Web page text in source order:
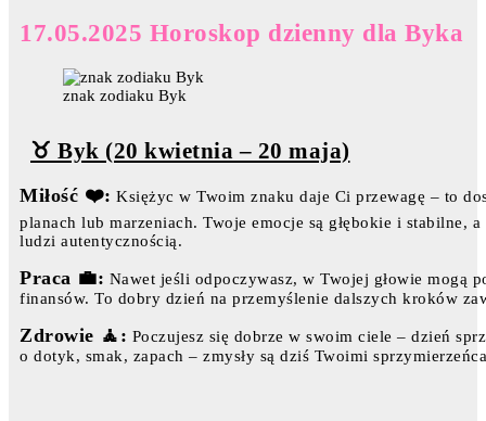
17.05.2025 Horoskop dzienny dla Byka
znak zodiaku Byk
♉ Byk (20 kwietnia – 20 maja)
Miłość ❤️: Księżyc w Twoim znaku daje Ci przewagę – to
planach lub marzeniach. Twoje emocje są głębokie i stabilne,
ludzi autentycznością.
Praca 💼: Nawet jeśli odpoczywasz, w Twojej głowie mogą
finansów. To dobry dzień na przemyślenie dalszych kroków
Zdrowie 🧘: Poczujesz się dobrze w swoim ciele – dzień
o dotyk, smak, zapach – zmysły są dziś Twoimi